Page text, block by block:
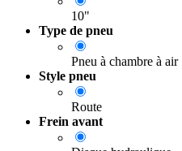
10"
Type de pneu
Pneu à chambre à air
Style pneu
Route
Frein avant